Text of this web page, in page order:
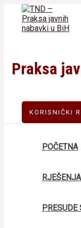
content
Praksa
KORISNIČKI
POČETNA
PRESUDE